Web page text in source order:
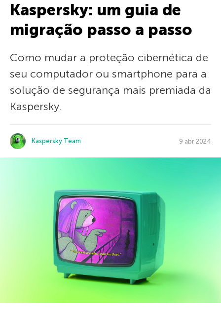
Kaspersky: um guia de
migração passo a passo
Como mudar a proteção cibernética de
seu computador ou smartphone para a
solução de segurança mais premiada da
Kaspersky.
Kaspersky Team 9 abr 2024